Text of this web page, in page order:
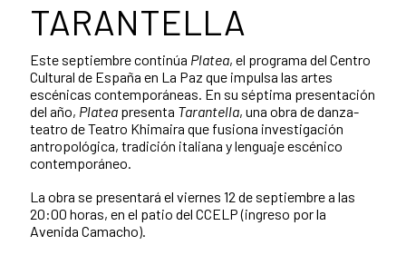
TARANTELLA
Este septiembre continúa Platea, el programa del Centro
Cultural de España en La Paz que impulsa las artes
escénicas contemporáneas. En su séptima presentación
del año, Platea presenta Tarantella, una obra de danza-
teatro de Teatro Khimaira que fusiona investigación
antropológica, tradición italiana y lenguaje escénico
contemporáneo.
La obra se presentará el viernes 12 de septiembre a las
20:00 horas, en el patio del CCELP (ingreso por la
Avenida Camacho).